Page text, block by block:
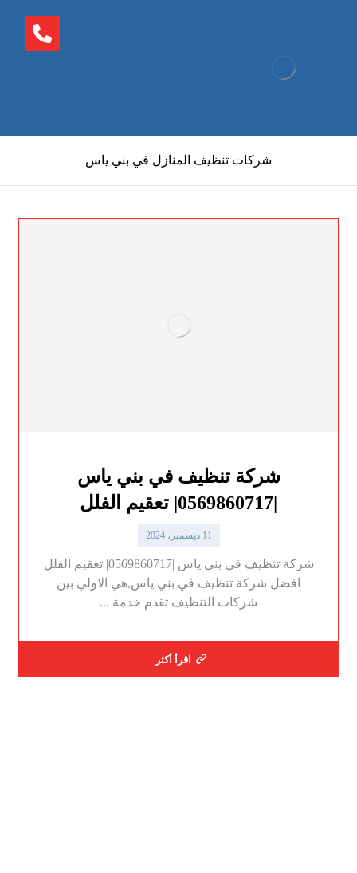
شركات تنظيف المنازل في بني ياس
شركة تنظيف في بني ياس
11 ديسمبر، 2024
شركة تنظيف في بني ياس |0569860717| تعقيم الفلل
افضل شركة تنظيف في بني ياس,هي الاولي بين
شركات التنظيف تقدم خدمة ...
اقرأ أكثر